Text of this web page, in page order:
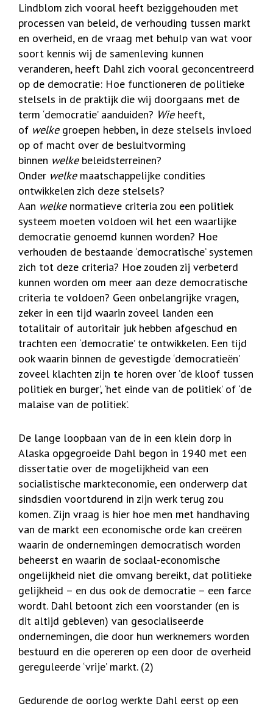
Lindblom zich vooral heeft beziggehouden met
processen van beleid, de verhouding tussen markt
en overheid, en de vraag met behulp van wat voor
soort kennis wij de samenleving kunnen
veranderen, heeft Dahl zich vooral geconcentreerd
op de democratie: Hoe functioneren de politieke
stelsels in de praktijk die wij doorgaans met de
term ‘democratie’ aanduiden? Wie heeft,
of welkegroepen hebben, in deze stelsels invloed
op of macht over de besluitvorming
binnen welkebeleidsterreinen?
Onder welkemaatschappelijke condities
ontwikkelen zich deze stelsels?
Aan welke normatieve criteria zou een politiek
systeem moeten voldoen wil het een waarlijke
democratie genoemd kunnen worden? Hoe
verhouden de bestaande ‘democratische’ systemen
zich tot deze criteria? Hoe zouden zij verbeterd
kunnen worden om meer aan deze democratische
criteria te voldoen? Geen onbelangrijke vragen,
zeker in een tijd waarin zoveel landen een
totalitair of autoritair juk hebben afgeschud en
trachten een ‘democratie’ te ontwikkelen. Een tijd
ook waarin binnen de gevestigde ‘democratieën’
zoveel klachten zijn te horen over ‘de kloof tussen
politiek en burger’, ‘het einde van de politiek’ of ‘de
malaise van de politiek’.
De lange loopbaan van de in een klein dorp in
Alaska opgegroeide Dahl begon in 1940 met een
dissertatie over de mogelijkheid van een
socialistische markteconomie, een onderwerp dat
sindsdien voortdurend in zijn werk terug zou
komen. Zijn vraag is hier hoe men met handhaving
van de markt een economische orde kan creëren
waarin de ondernemingen democratisch worden
beheerst en waarin de sociaal-economische
ongelijkheid niet die omvang bereikt, dat politieke
gelijkheid – en dus ook de democratie – een farce
wordt. Dahl betoont zich een voorstander (en is
dit altijd gebleven) van gesocialiseerde
ondernemingen, die door hun werknemers worden
bestuurd en die opereren op een door de overheid
gereguleerde ‘vrije’ markt. (2)
Gedurende de oorlog werkte Dahl eerst op een